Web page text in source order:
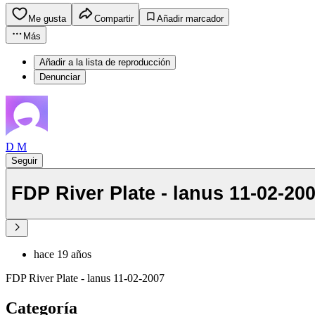
Me gusta Compartir
Añadir marcador
Más
Añadir a la lista de reproducción
Denunciar
D M
Seguir
FDP River Plate - lanus 11-02-
hace 19 años
FDP River Plate - lanus 11-02-2007
Categoría